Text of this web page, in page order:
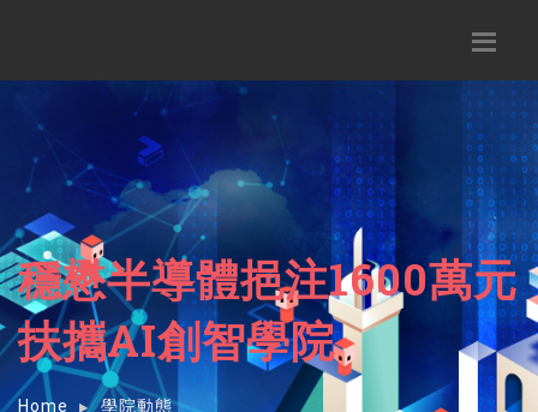
穩懋半導體挹注1600萬元
扶攜AI創智學院
Home
學院動態